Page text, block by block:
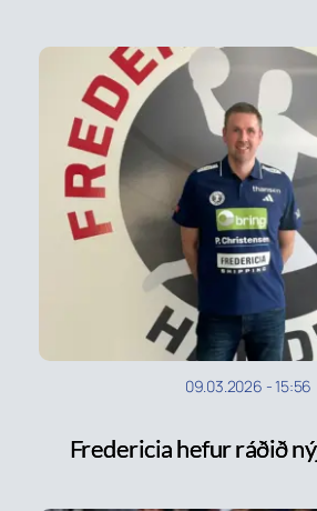
09.03.2026 -15:56
Fredericia hefur ráðið